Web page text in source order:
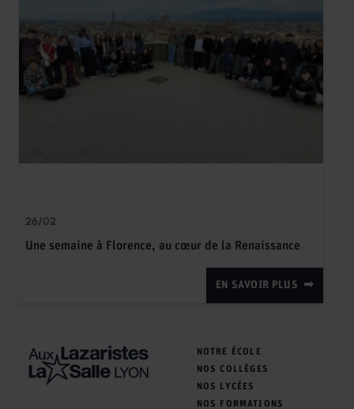
26/02
Une semaine à Florence, au cœur de la Renaissance
EN SAVOIR PLUS
NOTRE ÉCOLE
NOS COLLÈGES
NOS LYCÉES
NOS FORMATIONS